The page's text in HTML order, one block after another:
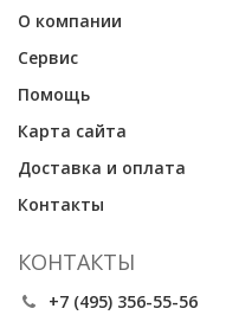
О компании
Сервис
Помощь
Карта сайта
Доставка и оплата
Контакты
КОНТАКТЫ
+7 (495) 356-55-56